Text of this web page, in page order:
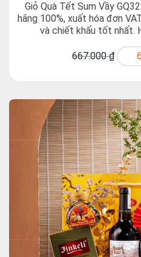
Giỏ Quà Tết Sum Vầy
hãng 100%, xuất hóa đơn
và chiết khấu tốt nhất.
667.000 ₫